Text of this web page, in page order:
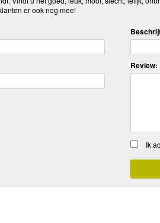
er ook nog mee!
Review:
Ik